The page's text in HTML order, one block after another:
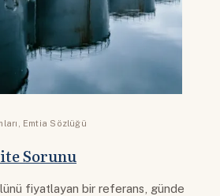
Emtia Sözlüğü
Sorunu
fiyatlayan bir referans, günde